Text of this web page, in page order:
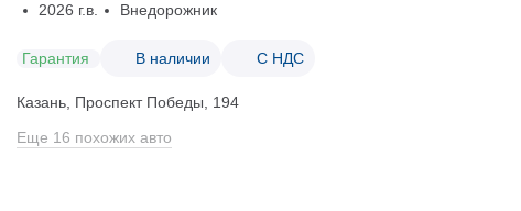
2026 г.в.
Внедорожник
Гарантия В наличии С НДС
Казань, Проспект Победы, 194
Еще 16 похожих авто